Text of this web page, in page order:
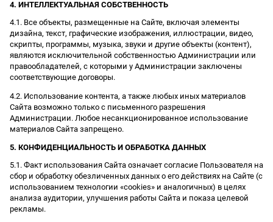
4. ИНТЕЛЛЕКТУАЛЬНАЯ СОБСТВЕННОСТЬ
4.1. Все объекты, размещенные на Сайте, включая элементы
дизайна, текст, графические изображения, иллюстрации, видео,
скрипты, программы, музыка, звуки и другие объекты (контент),
являются исключительной собственностью Администрации или
правообладателей, с которыми у Администрации заключены
соответствующие договоры.
4.2. Использование контента, а также любых иных материалов
Сайта возможно только с письменного разрешения
Администрации. Любое несанкционированное использование
материалов Сайта запрещено.
5. КОНФИДЕНЦИАЛЬНОСТЬ И ОБРАБОТКА ДАННЫХ
5.1. Факт использования Сайта означает согласие Пользователя на
сбор и обработку обезличенных данных о его действиях на Сайте (с
использованием технологии «cookies» и аналогичных) в целях
анализа аудитории, улучшения работы Сайта и показа целевой
рекламы.